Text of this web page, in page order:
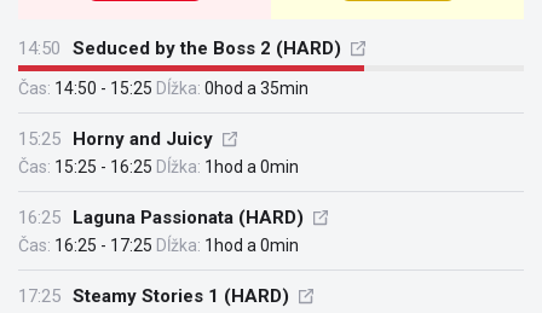
14:50 Seduced by the Boss 2 (HARD)
Čas: 14:50 - 15:25 Dĺžka: 0hod a 35min
15:25 Horny and Juicy
Čas: 15:25 - 16:25 Dĺžka: 1hod a 0min
16:25 Laguna Passionata (HARD)
Čas: 16:25 - 17:25 Dĺžka: 1hod a 0min
17:25 Steamy Stories 1 (HARD)